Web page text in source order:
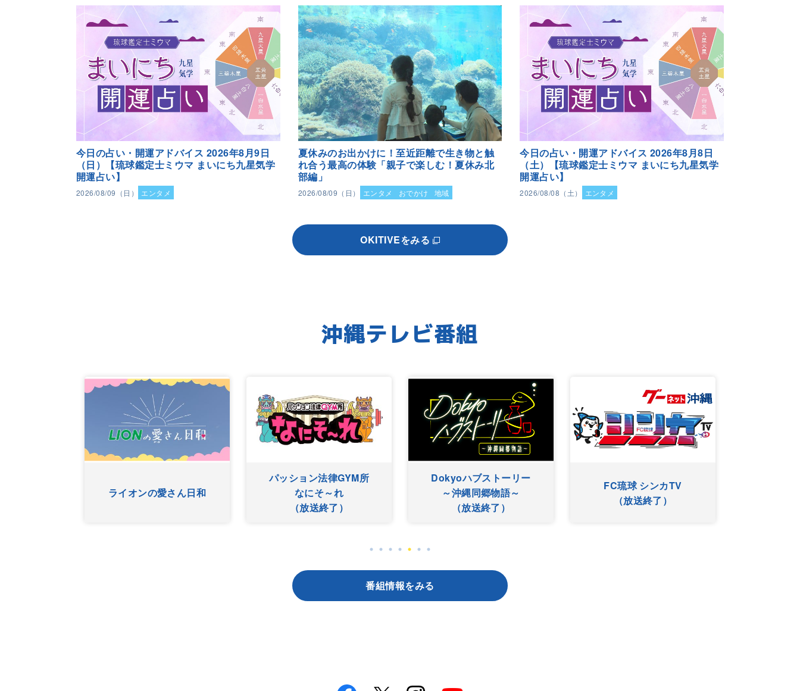
今日の占い・開運アドバイス 2026年8月9日
（日）【琉球鑑定士ミウマ まいにち九星気学
開運占い】
2026/08/09（日） エンタメ
夏休みのお出かけに！至近距離で生き物と触
れ合う最高の体験「親子で楽しむ！夏休み北
部編」
2026/08/09（日） エンタメ おでかけ 地域
今日の占い・開運アドバイス 2026年8月8日
（土）【琉球鑑定士ミウマ まいにち九星気学
開運占い】
2026/08/08（土） エンタメ
OKITIVEをみる
沖縄テレビ番組
アクターズTune！
（放送終了）
くらしと経済
（放送終了）
南国Chill Out
（放送終了）
新時代情熱応援番組
ネクスターズ
（放送終了）
番組情報をみる